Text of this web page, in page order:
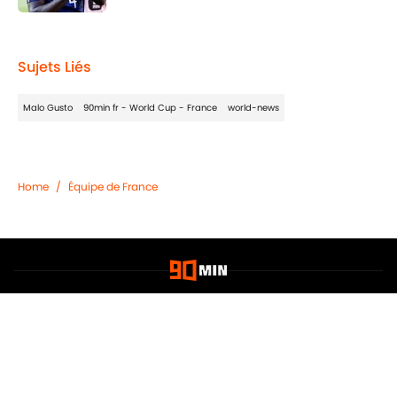
Sujets Liés
Malo Gusto 90min fr - World Cup - France world-news
Home / Équipe de France